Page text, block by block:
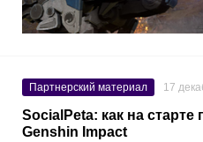
Партнерский материал 17
SocialPeta: как на
Genshin Impact